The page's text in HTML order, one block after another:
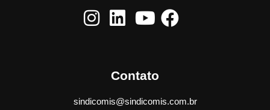
Contato
sindicomis@sindicomis.com.br